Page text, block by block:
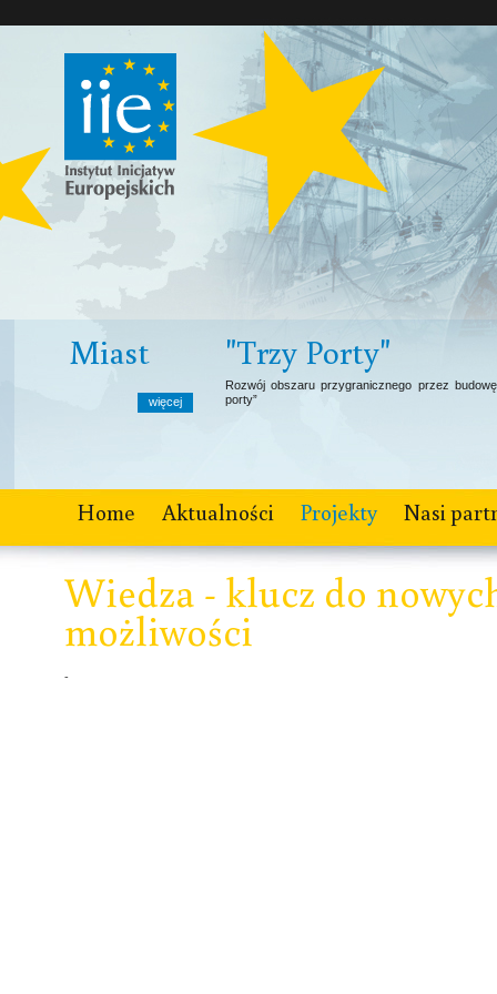
"Trzy Porty"
Rozwój obszaru przygranicznego przez budowę i modernizację portów –
Home Aktualności Projekty Nasi
Wiedza - klucz do
możliwości
-